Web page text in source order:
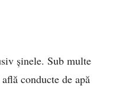
șinele. Sub multe
conducte de apă